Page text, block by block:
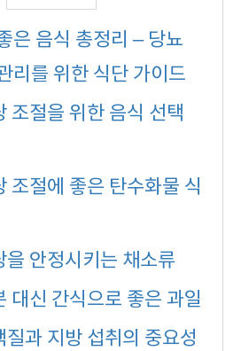
은 음식 총정리 – 당뇨
리를 위한 식단 가이드
조절을 위한 음식 선택
조절에 좋은 탄수화물 식
을 안정시키는 채소류
대신 간식으로 좋은 과일
질과 지방 섭취의 중요성